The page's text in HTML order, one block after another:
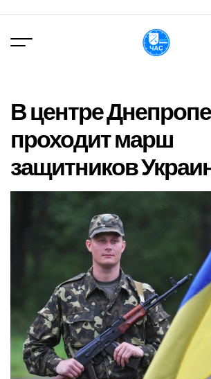
вмісту
В центре
проходит марш
защитников